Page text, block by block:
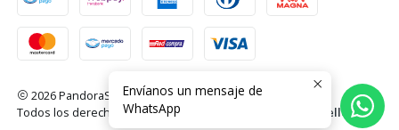
2026 PandoraStore.
Todos los derechos reservados.
Desarrollado por Jumpseller.
Envíanos un mensaje de
WhatsApp